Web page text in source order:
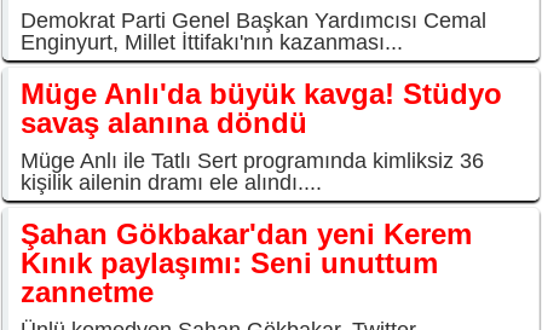
Demokrat Parti Genel Başkan Yardımcısı Cemal
Enginyurt, Millet İttifakı'nın kazanması...
Müge Anlı'da büyük kavga! Stüdyo
savaş alanına döndü
Müge Anlı ile Tatlı Sert programında kimliksiz 36
kişilik ailenin dramı ele alındı....
Şahan Gökbakar'dan yeni Kerem
Kınık paylaşımı: Seni unuttum
zannetme